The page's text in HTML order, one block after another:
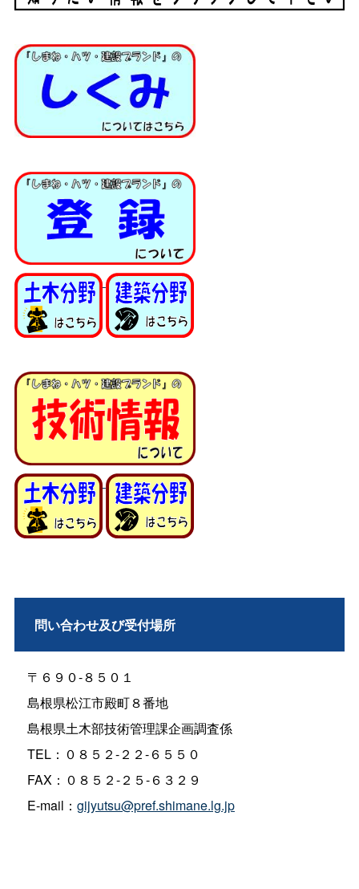
問い合わせ及び受付場所
〒６９０-８５０１
島根県松江市殿町８番地
島根県土木部技術管理課企画調査係
TEL：０８５２-２２-６５５０
FAX：０８５２-２５-６３２９
E-mail： gijyutsu@pref.shimane.lg.jp